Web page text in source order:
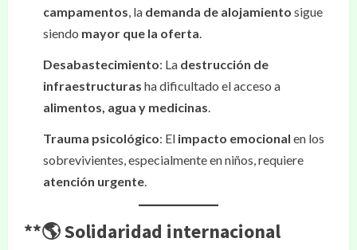
campamentos, la demanda de alojamiento sigue
siendo mayor que la oferta.
Desabastecimiento: La destrucción de
infraestructuras ha dificultado el acceso a
alimentos, agua y medicinas.
Trauma psicológico: El impacto emocional en los
sobrevivientes, especialmente en niños, requiere
atención urgente.
**🌎Solidaridad internacional